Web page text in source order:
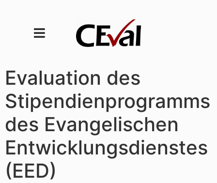
Evaluation des
Stipendienprogramms
des Evangelischen
Entwicklungsdienstes
(EED)